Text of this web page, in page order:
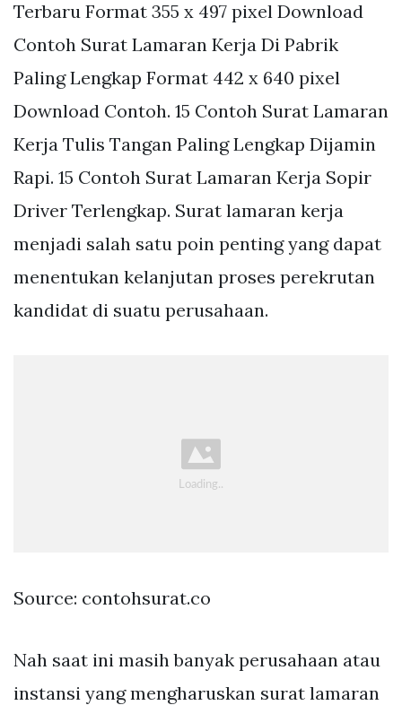
Terbaru Format 355 x 497 pixel Download
Contoh Surat Lamaran Kerja Di Pabrik
Paling Lengkap Format 442 x 640 pixel
Download Contoh. 15 Contoh Surat Lamaran
Kerja Tulis Tangan Paling Lengkap Dijamin
Rapi. 15 Contoh Surat Lamaran Kerja Sopir
Driver Terlengkap. Surat lamaran kerja
menjadi salah satu poin penting yang dapat
menentukan kelanjutan proses perekrutan
kandidat di suatu perusahaan.
Source: contohsurat.co
Nah saat ini masih banyak perusahaan atau
instansi yang mengharuskan surat lamaran